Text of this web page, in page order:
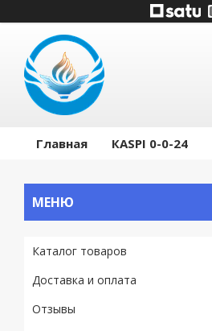
Главная КASPI 0-0-24
Каталог товаров
Доставка и оплата
Отзывы